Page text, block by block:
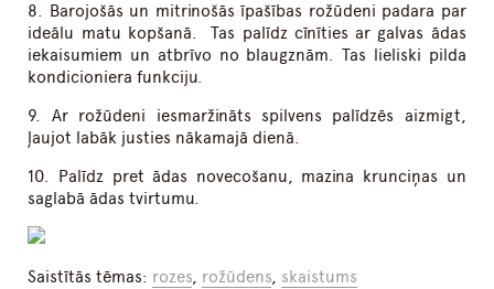
8. Barojošās un mitrinošās īpašības rožūdeni padara par
ideālu matu kopšanā. Tas palīdz cīnīties ar galvas ādas
iekaisumiem un atbrīvo no blaugznām. Tas lieliski pilda
kondicioniera funkciju.
9. Ar rožūdeni iesmaržināts spilvens palīdzēs aizmigt,
ļaujot labāk justies nākamajā dienā.
10. Palīdz pret ādas novecošanu, mazina krunciņas un
saglabā ādas tvirtumu.
Saistītās tēmas: rozes, rožūdens, skaistums